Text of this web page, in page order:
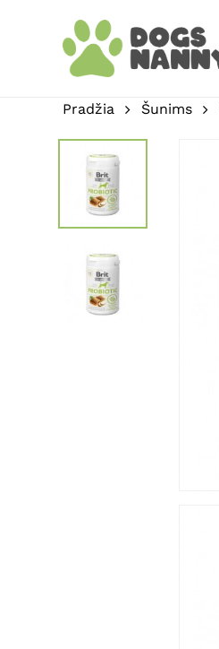
Pradžia Šunims